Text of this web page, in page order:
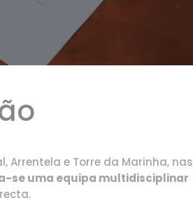
Arrentela e Torre da Marinha, nas
se uma equipa multidisciplinar